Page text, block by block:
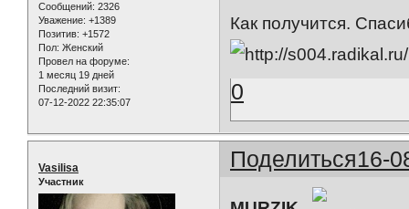
Сообщений: 2326
Уважение: +1389
Позитив: +1572
Пол: Женский
Провел на форуме:
1 месяц 19 дней
Последний визит:
07-12-2022 22:35:07
Как получится.
0
Поделиться16-
Vasilisa
Участник